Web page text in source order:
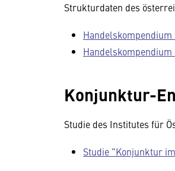
Strukturdaten des
Handelskompendium
Handelskompendium
Konjunktur-
Studie des Institutes für
Studie "Konjunktur